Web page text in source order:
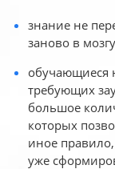
знание не
заново в
обучающиеся
требующих
большое
которых
иное
уже